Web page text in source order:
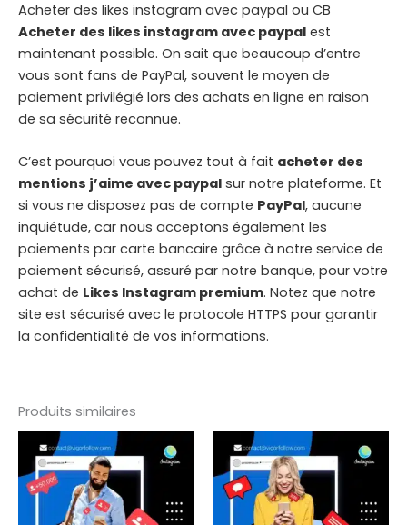
Acheter des likes instagram avec paypal ou CB
Acheter des likes instagram avec paypal est
maintenant possible. On sait que beaucoup d’entre
vous sont fans de PayPal, souvent le moyen de
paiement privilégié lors des achats en ligne en raison
de sa sécurité reconnue.
C’est pourquoi vous pouvez tout à fait acheter des
mentions j’aime avec paypal sur notre plateforme. Et
si vous ne disposez pas de compte PayPal, aucune
inquiétude, car nous acceptons également les
paiements par carte bancaire grâce à notre service de
paiement sécurisé, assuré par notre banque, pour votre
achat de Likes Instagram premium. Notez que notre
site est sécurisé avec le protocole HTTPS pour garantir
la confidentialité de vos informations.
Produits similaires
de
prix :
€ 84,90
Ce
produit
plusieurs
de
prix :
€ 91,90
Ce
produit
plusieurs